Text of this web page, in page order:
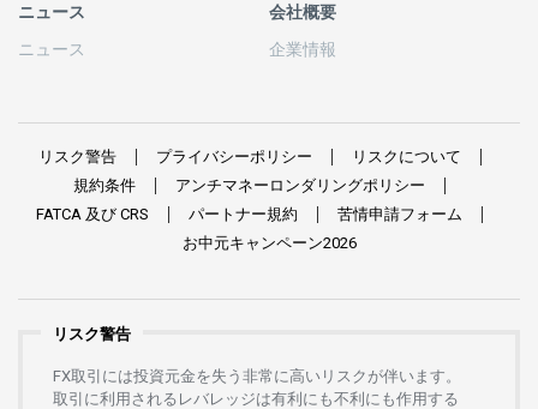
ニュース
ニュース
会社概要
企業情報
リスク警告 プライバシーポリシー
リスクについて
規約条件
アンチマネーロンダリングポリシー
FATCA 及び CRS パートナー規約 苦情申請フォーム
お中元キャンペーン2026
リスク警告
FX取引には投資元金を失う 非常に高い リスクが伴います。
取引に利用さ れる レバレッジは有利にも不利にも作用する